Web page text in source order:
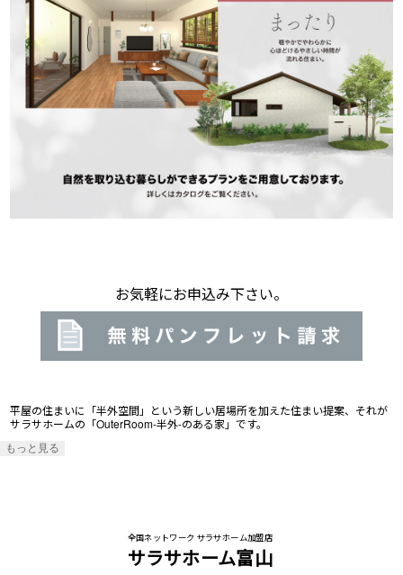
お気軽にお申込み下さい。
平屋の住まいに「半外空間」という新しい居場所を加えた住まい提案、それが
サラサホームの「OuterRoom-半外-のある家」です。
もっと見る
全国ネットワーク サラサホーム加盟店
サラサホーム富山